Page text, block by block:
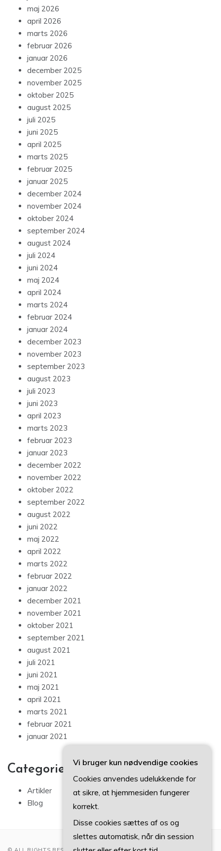
maj 2026
april 2026
marts 2026
februar 2026
januar 2026
december 2025
november 2025
oktober 2025
august 2025
juli 2025
juni 2025
april 2025
marts 2025
februar 2025
januar 2025
december 2024
november 2024
oktober 2024
september 2024
august 2024
juli 2024
juni 2024
maj 2024
april 2024
marts 2024
februar 2024
januar 2024
december 2023
november 2023
september 2023
august 2023
juli 2023
juni 2023
april 2023
marts 2023
februar 2023
januar 2023
december 2022
november 2022
oktober 2022
september 2022
august 2022
juni 2022
maj 2022
april 2022
marts 2022
februar 2022
januar 2022
december 2021
november 2021
oktober 2021
september 2021
august 2021
juli 2021
juni 2021
maj 2021
april 2021
marts 2021
februar 2021
januar 2021
Categories
Artikler
Blog
Vi bruger kun nødvendige cookies
Cookies anvendes udelukkende for
at sikre, at hjemmesiden fungerer
korrekt.
Disse cookies sættes af os og
slettes automatisk, når din session